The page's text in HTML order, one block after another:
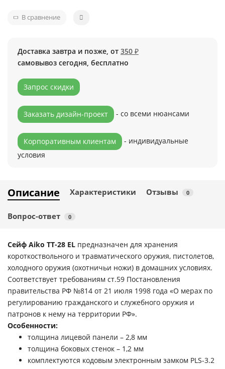
В сравнение
Доставка завтра и позже, от 350 ₽
самовывоз сегодня, бесплатно
Запрос скидки
Заказать дизайн-проект - со всеми нюансами
Корпоративным клиентам
- индивидуальные
условия
Описание Характеристики Отзывы 0
Вопрос-ответ 0
Сейф Aiko TT-28 EL предназначен для хранения
короткоствольного и травматического оружия, пистолетов,
холодного оружия (охотничьи ножи) в домашних условиях.
Соответствует требованиям ст.59 Постановления
правительства РФ №814 от 21 июля 1998 года «О мерах по
регулированию гражданского и служебного оружия и
патронов к нему на территории РФ».
Особенности:
толщина лицевой панели – 2,8 мм
толщина боковых стенок – 1,2 мм
комплектуются кодовым электронным замком PLS-3.2